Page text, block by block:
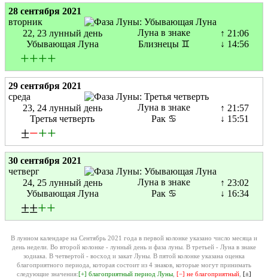
28 сентября 2021
вторник
22, 23 лунный день
Убывающая Луна
Луна в знаке
Близнецы ♊
↑ 21:06
↓ 14:56
++++
29 сентября 2021
среда
23, 24 лунный день
Третья четверть
Луна в знаке
Рак ♋
↑ 21:57
↓ 15:51
±−++
30 сентября 2021
четверг
24, 25 лунный день
Убывающая Луна
Луна в знаке
Рак ♋
↑ 23:02
↓ 16:34
±±++
В лунном календаре на Сентябрь 2021 года в первой колонке указано число месяца и
день недели. Во второй колонке - лунный день и фаза луны. В третьей - Луна в знаке
зодиака. В четвертой - восход и закат Луны. В пятой колонке указана оценка
благоприятного периода, которая состоит из 4 знаков, которые могут принимать
следующие значения:[+] благоприятный период Луны [−] не благоприятный [±]